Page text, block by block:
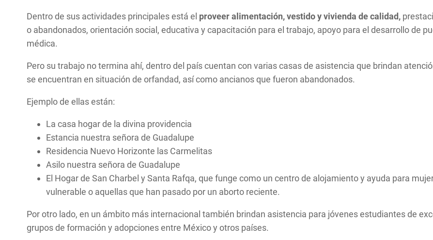
Dentro de sus actividades principales está el proveer alimentación, vestido y vivienda de calidad,
o abandonados, orientación social, educativa y capacitación para el trabajo, apoyo para el desarrollo de
médica.
Pero su trabajo no termina ahí, dentro del país cuentan con varias casas de asistencia que brindan
se encuentran en situación de orfandad, así como ancianos que fueron abandonados.
Ejemplo de ellas están:
La casa hogar de la divina providencia
Estancia nuestra señora de Guadalupe
Residencia Nuevo Horizonte las Carmelitas
Asilo nuestra señora de Guadalupe
El Hogar de San Charbel y Santa Rafqa, que funge como un centro de alojamiento y ayuda para
vulnerable o aquellas que han pasado por un aborto reciente.
Por otro lado, en un ámbito más internacional también brindan asistencia para jóvenes estudiantes de
grupos de formación y adopciones entre México y otros países.